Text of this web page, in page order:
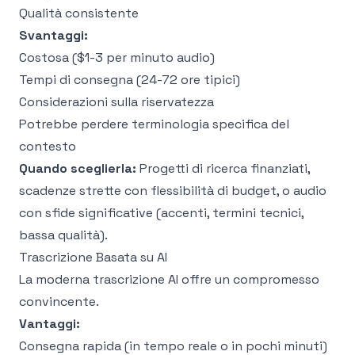
Qualità consistente
Svantaggi:
Costosa ($1-3 per minuto audio)
Tempi di consegna (24-72 ore tipici)
Considerazioni sulla riservatezza
Potrebbe perdere terminologia specifica del
contesto
Quando sceglierla: Progetti di ricerca finanziati,
scadenze strette con flessibilità di budget, o audio
con sfide significative (accenti, termini tecnici,
bassa qualità).
Trascrizione Basata su AI
La moderna trascrizione AI offre un compromesso
convincente.
Vantaggi:
Consegna rapida (in tempo reale o in pochi minuti)